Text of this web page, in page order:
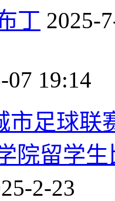
丁 2025-
07 19:14
市足球联
院留学生
2-23